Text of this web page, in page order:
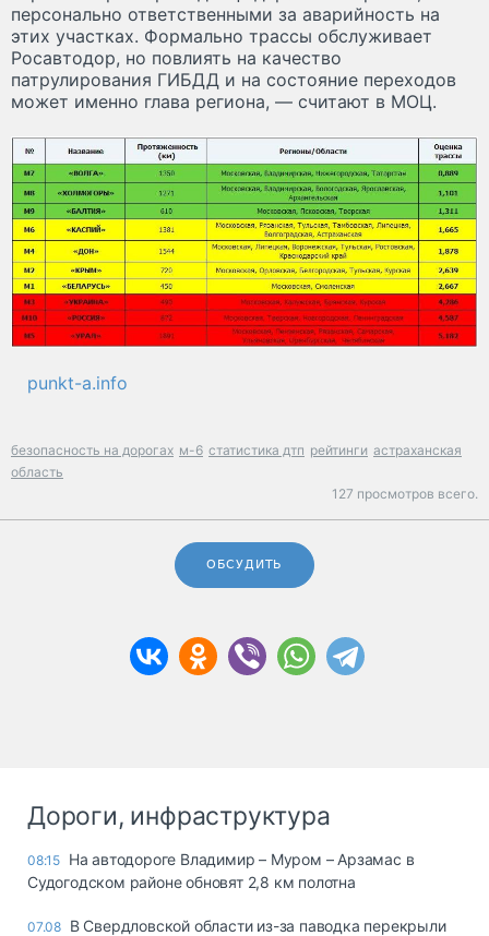
персонально ответственными за аварийность на
этих участках. Формально трассы обслуживает
Росавтодор, но повлиять на качество
патрулирования ГИБДД и на состояние переходов
может именно глава региона, — считают в МОЦ.
punkt-a.info
безопасность на дорогах м-6 статистика дтп рейтинги астраханская
область
127 просмотров всего.
ОБСУДИТЬ
Дороги, инфраструктура
08:15 На автодороге Владимир – Муром – Арзамас в
Судогодском районе обновят 2,8 км полотна
07.08 В Свердловской области из-за паводка перекрыли